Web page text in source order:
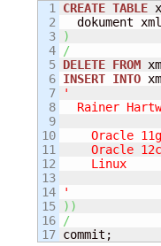
1
2
3
4
5
6
7
8
9
10
11
12
13
14
15
16
CREATE TABLE
)
/
DELETE FROM
INSERT INTO
'
Rainer
    Oracle 11g
    Oracle 12c
    Linux
'
) )
/
commit;